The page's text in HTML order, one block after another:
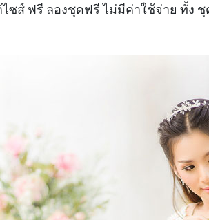
ส์ ฟรี ลองชุดฟรี ไม่มีค่าใช้จ่าย ทั้ง ชุ